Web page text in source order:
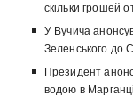
скільки грошей
У Вучича
Зеленського до
Президент
водою в